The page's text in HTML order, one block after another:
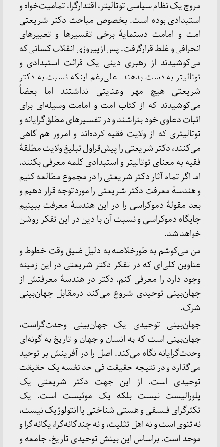
مروج یک نظام سیاسی توتالیتر، اقتدارگرا، تمامیت‌خواه و
استبدادی بوده است. بخصوص مباحث دکتر شریعتی
امت و امامت دستمایۀ برخی تفسیرها و تعبیرهای
انحرافی و غلط قرارگرفت. پس ازپیروزی انقلاب کسانی که
می‌کوشیدند از رهبری دینی یک قرائت استبدادی و
توتالیتر به دست بدهند. علی‌رغم اینکه نسبت به دکتر
شریعتی هیچ مهر وعنایتی نداشتند اما بعضاً
می‌کوشیدند که از کتاب امت و امامت وسیله‌ای برای
اثبات دعاوی خود بتراشند و در تفسیرهای مطلق‌گرایانه و
توتالیتری که از ولایت فقیه کرده‌اند و امروز هم گاهی
می‌کنند، دکتر شریعتی را پیش‌قراول تبلیغ ولایت مطلقۀ
فقیه به معنای توتالیتر و استبدادی کلمه معرفی بکنند.
اما اگر تمام آثار دکتر شریعتی را در مجموع مطالعه کنیم
و هندسۀ معرفت دکتر شریعتی را موردتوجه قرار دهیم و
بعد مقولۀ دموکراسی را در این هندسۀ معرفت ببینیم
جایگاه دموکراسی و نسبت آن با دین در این تفکر روشن
خواهد شد.
من می‌کوشم به طورخلاصه به دلیل ضیق وقت خطوط و
عناوین کلی‌ای که در تفکر دکتر شریعتی در این زمینه
وجود دارد را معرفی کنم. دکتر در هندسۀ معرفتش از
جهان‌بینی توحیدی شروع می‌کند درمقابل جهان‌بینی
شرک.
جهان‌بینی توحیدی یک جهان‌بینی وحدت‌گراست،
جهان‌بینی است که به انسان و جهان و تاریخ به گونه‌ای
وحدت‌گرایانه نگاه می‌کند. اصل را در آفرینش بر توحید
می‌گذارد و در نتیجه حقیقت فی حد نفسه یک حقیقت
توحیدی است. از این جهت دکتر شریعتی یک
پلورالیست نیست بلکه یک موئیست است. یک
تکثرگرای فلسفی و هستی شناختی یا انتولوژیک نیست،
نه ثنوی است و نه اهل تثلیت، و نه چندگانه‌گرا، یگانه گرا و
موحد است. براساس این بینش توحیدی تاریخ، جامعه و